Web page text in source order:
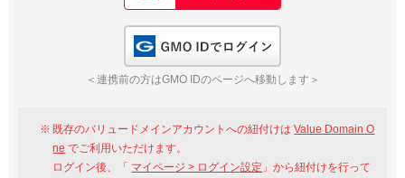
GMO ID Amazon
※AmazonはValue Domain Oneのログイン画面へ遷移します
Google Yahoo!
GMO ID
＜連携前の方はGMO IDのページへ移動します＞
既存のバリュードメインアカウントへの紐付けはValue Domain O
ne でご利用いただけます。
ログイン後、「 マイページ > ログイン設定 」から紐付けを行って